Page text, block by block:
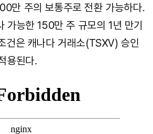
만 주의 보통주로 전환 가능하다.
가능한 150만 주 규모의 1년 만기
건은 캐나다 거래소(TSXV) 승인
용된다.